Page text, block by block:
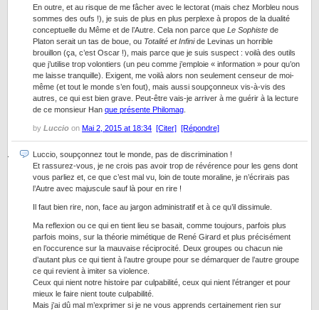
En outre, et au risque de me fâcher avec le lectorat (mais chez Morbleu nous
sommes des oufs !), je suis de plus en plus perplexe à propos de la dualité
conceptuelle du Même et de l’Autre. Cela non parce que Le Sophiste de
Platon serait un tas de boue, ou Totalité et Infinide Levinas un horrible
brouillon (ça, c’est Oscar !), mais parce que je suis suspect : voilà des outils
que j’utilise trop volontiers (un peu comme j’emploie « information » pour qu’on
me laisse tranquille). Exigent, me voilà alors non seulement censeur de moi-
même (et tout le monde s’en fout), mais aussi soupçonneux vis-à-vis des
autres, ce qui est bien grave. Peut-être vais-je arriver à me guérir à la lecture
de ce monsieur Han que présente Philomag
by Luccio on Mai 2, 2015 at 18:34 [Citer] [Répondre]
Luccio, soupçonnez tout le monde, pas de discrimination !
Et rassurez-vous, je ne crois pas avoir trop de révérence pour les gens dont
vous parliez et, ce que c’est mal vu, loin de toute moraline, je n’écrirais pas
l’Autre avec majuscule sauf là pour en rire !
Il faut bien rire, non, face au jargon administratif et à ce qu’il dissimule.
Ma reflexion ou ce qui en tient lieu se basait, comme toujours, parfois plus
parfois moins, sur la théorie mimétique de René Girard et plus précisément
en l’occurence sur la mauvaise réciprocité. Deux groupes ou chacun nie
d’autant plus ce qui tient à l’autre groupe pour se démarquer de l’autre groupe
ce qui revient à imiter sa violence.
Ceux qui nient notre histoire par culpabilité, ceux qui nient l’étranger et pour
mieux le faire nient toute culpabilité.
Mais j’ai dû mal m’exprimer si je ne vous apprends certainement rien sur